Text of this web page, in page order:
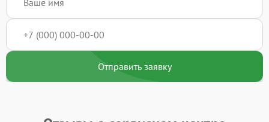
Отправить заявку